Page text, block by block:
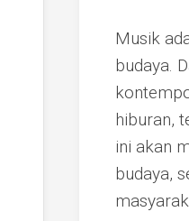
Musik
budaya.
hiburan,
ini akan
budaya,